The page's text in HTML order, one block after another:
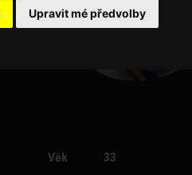
Upravit mé předvolby
Věk
33